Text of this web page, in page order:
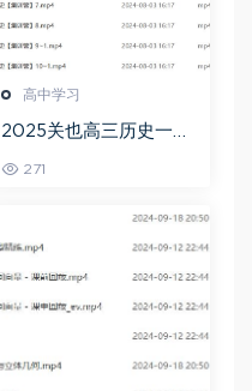
高中学习
2025关也高三历史一轮
教程
271